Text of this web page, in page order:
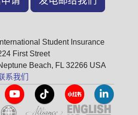
International Student Insurance
First Street
Beach, FL 32266 USA
系我们